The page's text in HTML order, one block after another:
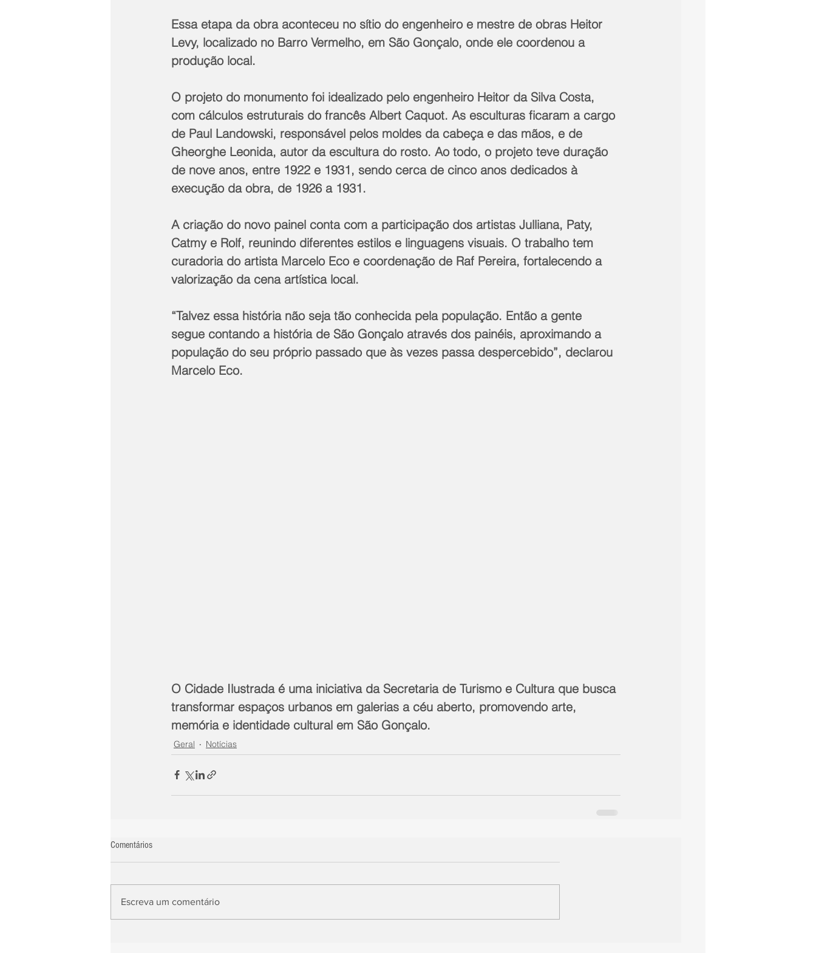
Essa etapa da obra aconteceu no sítio do engenheiro e mestre de obras Heitor
Levy, localizado no Barro Vermelho, em São Gonçalo, onde ele coordenou a
produção local.
O projeto do monumento foi idealizado pelo engenheiro Heitor da Silva Costa,
com cálculos estruturais do francês Albert Caquot. As esculturas ficaram a cargo
de Paul Landowski, responsável pelos moldes da cabeça e das mãos, e de
Gheorghe Leonida, autor da escultura do rosto. Ao todo, o projeto teve duração
de nove anos, entre 1922 e 1931, sendo cerca de cinco anos dedicados à
execução da obra, de 1926 a 1931.
A criação do novo painel conta com a participação dos artistas Julliana, Paty,
Catmy e Rolf, reunindo diferentes estilos e linguagens visuais. O trabalho tem
curadoria do artista Marcelo Eco e coordenação de Raf Pereira, fortalecendo a
valorização da cena artística local.
“Talvez essa história não seja tão conhecida pela população. Então a gente
segue contando a história de São Gonçalo através dos painéis, aproximando a
população do seu próprio passado que às vezes passa despercebido”, declarou
Marcelo Eco.
O Cidade Ilustrada é uma iniciativa da Secretaria de Turismo e Cultura que busca
transformar espaços urbanos em galerias a céu aberto, promovendo arte,
memória e identidade cultural em São Gonçalo.
Geral Notícias
Comentários
Escreva um comentário